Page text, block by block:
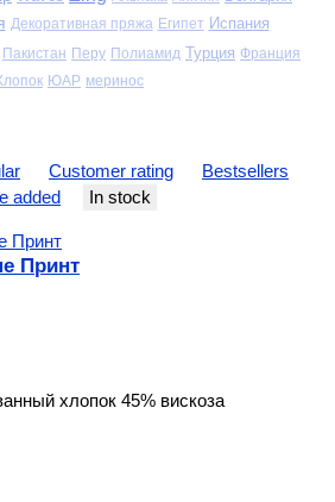
Декоративная пряжа Египет Испания
Пакистан Перу Полиамид Турция Франция
ЮАР меринос
Customer rating
Bestsellers
added In stock
Принт
хлопок 45% вискоза